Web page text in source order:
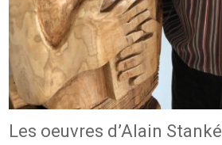
Les oeuvres d’Alain